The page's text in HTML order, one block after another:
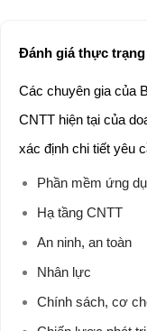
Đánh giá thực trạng
Các chuyên gia của
CNTT hiện tại của
xác định chi tiết yêu
Phần mềm ứng
Hạ tầng CNTT
An ninh, an toàn
Nhân lực
Chính sách, cơ